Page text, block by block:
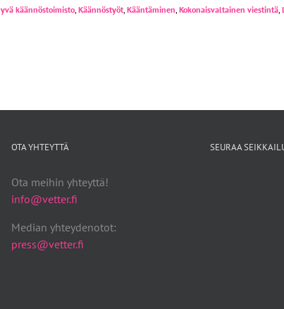
käännöstoimisto, Käännöstyöt, Kääntäminen, Kokonaisvaltainen viestintä,
OTA YHTEYTTÄ
Ota meihin yhteyttä!
info@vetter.fi
Median yhteydenotot:
press@vetter.fi
SEURAA